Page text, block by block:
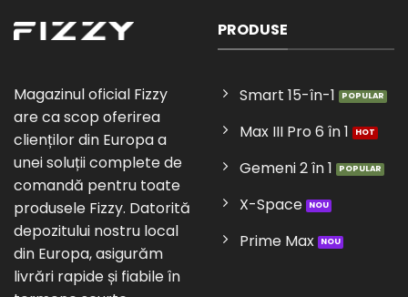
Magazinul oficial Fizzy
are ca scop oferirea
clienților din Europa a
unei soluții complete de
comandă pentru toate
produsele Fizzy. Datorită
depozitului nostru local
din Europa, asigurăm
livrări rapide și fiabile în
PRODUSE
Smart 15-în-1
Max III Pro 6 în 1
Gemeni 2 în 1
X-Space
Prime Max